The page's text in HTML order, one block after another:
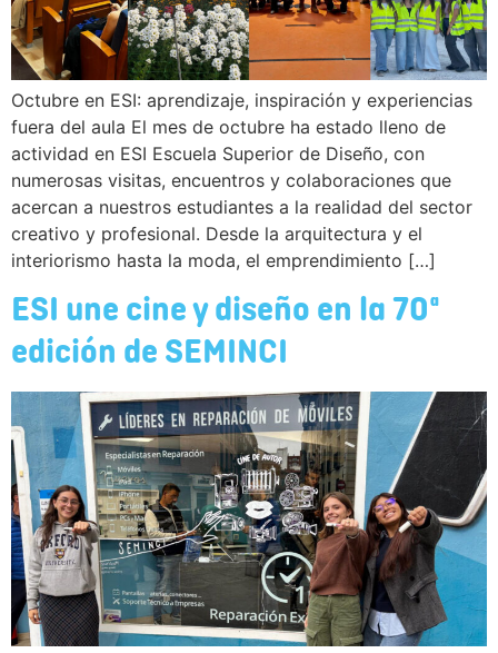
Octubre en ESI: aprendizaje, inspiración y experiencias
fuera del aula El mes de octubre ha estado lleno de
actividad en ESI Escuela Superior de Diseño, con
numerosas visitas, encuentros y colaboraciones que
acercan a nuestros estudiantes a la realidad del sector
creativo y profesional. Desde la arquitectura y el
interiorismo hasta la moda, el emprendimiento […]
ESI une cine y diseño en la 70ª
edición de SEMINCI